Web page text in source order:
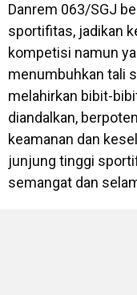
Danrem 063/SGJ
sportifitas, jadikan
kompetisi namun
menumbuhkan tali
melahirkan bibit-
diandalkan,
keamanan dan
junjung tinggi
semangat dan